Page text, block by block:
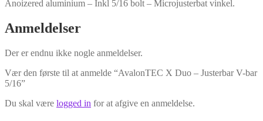
Anoizered aluminium – Inkl 5/16 bolt – Microjusterbat vinkel.
Anmeldelser
Der er endnu ikke nogle anmeldelser.
Vær den første til at anmelde “AvalonTEC X Duo – Justerbar V-bar
5/16”
Du skal være logged in for at afgive en anmeldelse.